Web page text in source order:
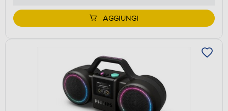
AGGIUNGI